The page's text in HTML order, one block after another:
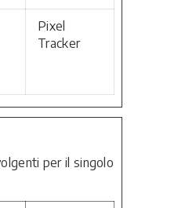
Pixel
Tracker
per il singolo